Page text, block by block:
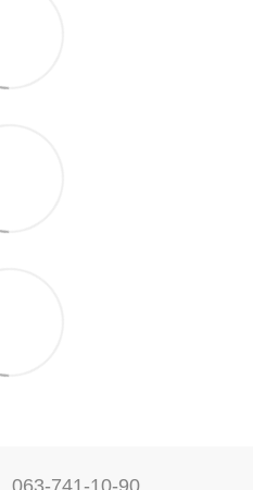
063-741-10-90